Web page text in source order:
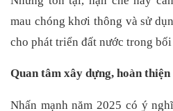
mau chóng khơi thông và sử
cho phát triển đất nước trong
Quan tâm xây dựng, hoàn thiện
Nhấn mạnh năm 2025 có ý